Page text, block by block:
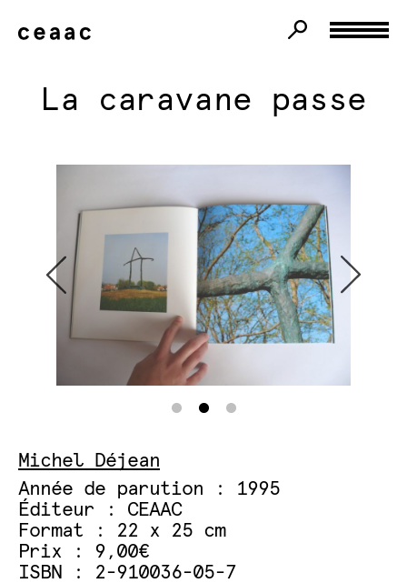
La caravane passe
Michel Déjean
Année de parution : 1995
Éditeur : CEAAC
Format : 22 x 25 cm
Prix : 9,00€
ISBN : 2-910036-05-7